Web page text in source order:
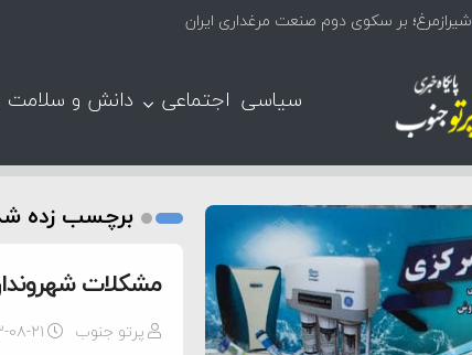
شیرازمرغ؛ بر سکوی دوم صنعت مرغداری ایران
سیاسی اجتماعی دانش و سلامت
برچسب زده
مشکلات
پرتو جنوب ۱۴۰۳-